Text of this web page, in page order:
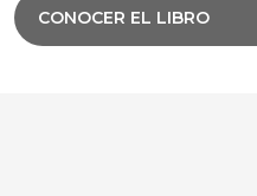
CONOCER EL LIBRO